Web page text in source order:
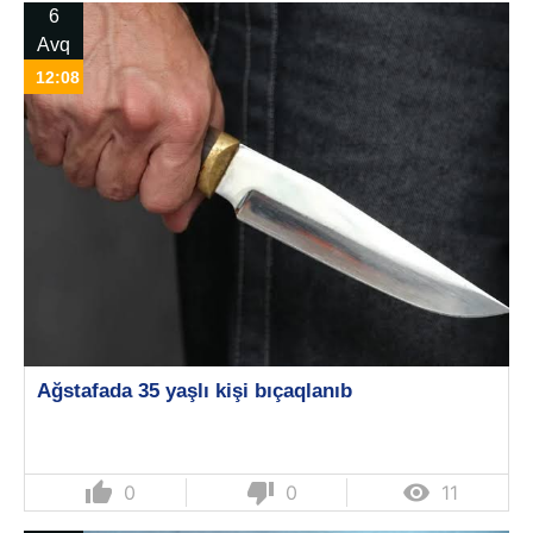
6
Avq
12:08
Ağstafada 35 yaşlı kişi bıçaqlanıb
thumb_up 0 thumb_down 0  11